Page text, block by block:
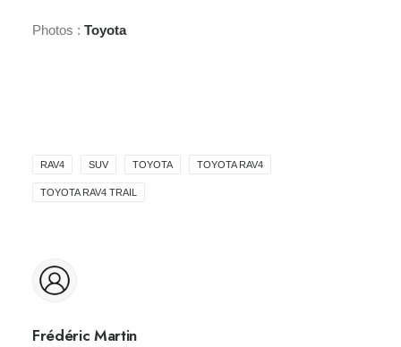
Photos : Toyota
RAV4 SUV TOYOTA TOYOTA RAV4
TOYOTA RAV4 TRAIL
Frédéric Martin